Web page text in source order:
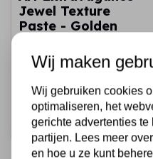
Jewel Texture
Paste - Golden
(3.4 fl oz) / art art
paste
€12,95 Op voorraad
Snel toevoegen
Wij maken
Wij gebruiken cookies
optimaliseren, het
gerichte advertenties
partijen. Lees meer
en hoe u ze kunt